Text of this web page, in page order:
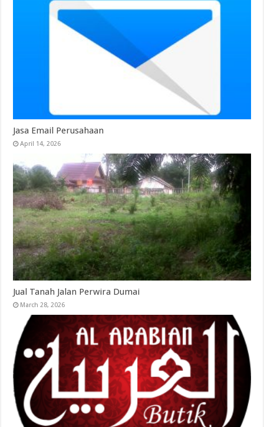
Jasa Email Perusahaan
April 14, 2026
Jual Tanah Jalan Perwira Dumai
March 28, 2026